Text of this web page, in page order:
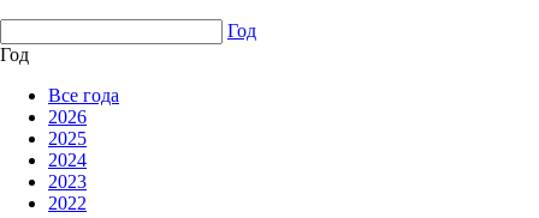
Год
Год
Все года
2026
2025
2024
2023
2022